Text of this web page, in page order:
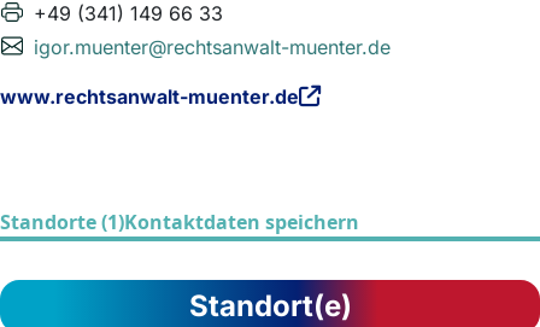
+49 (341) 149 66 33
igor.muenter@rechtsanwalt-muenter.de
www.rechtsanwalt-muenter.de
Standorte (1)Kontaktdaten speichern
Standort(e)